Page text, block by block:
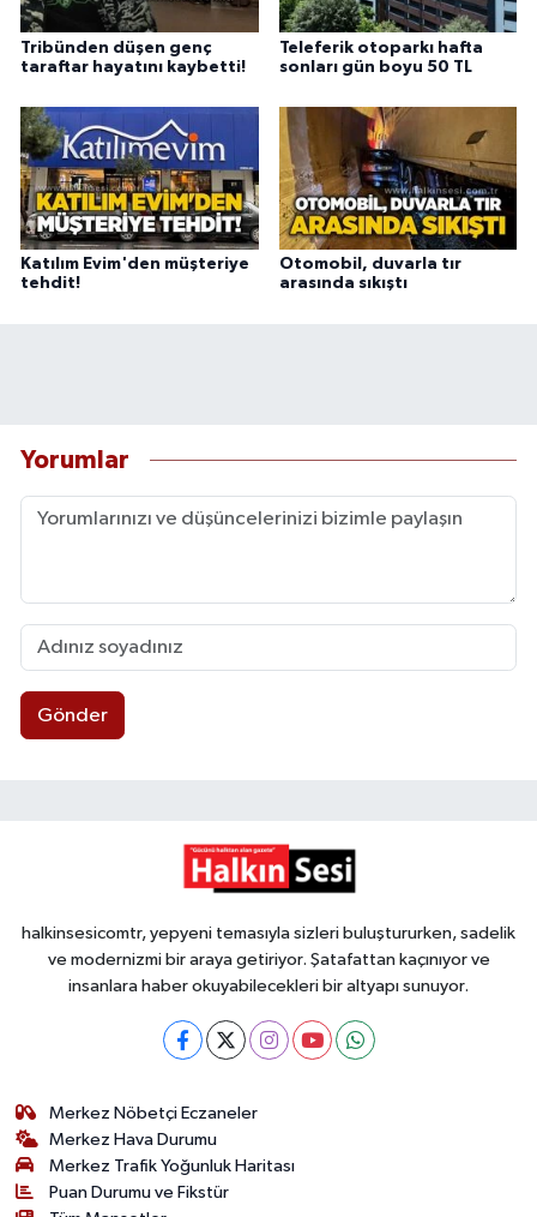
Tribünden düşen genç
taraftar hayatını kaybetti!
Teleferik otoparkı hafta
sonları gün boyu 50 TL
Katılım Evim'den müşteriye
tehdit!
Otomobil, duvarla tır
arasında sıkıştı
Yorumlar
Gönder
halkinsesicomtr, yepyeni temasıyla sizleri buluştururken, sadelik
ve modernizmi bir araya getiriyor. Şatafattan kaçınıyor ve
insanlara haber okuyabilecekleri bir altyapı sunuyor.
Merkez Nöbetçi Eczaneler
Merkez Hava Durumu
Merkez Trafik Yoğunluk Haritası
Puan Durumu ve Fikstür